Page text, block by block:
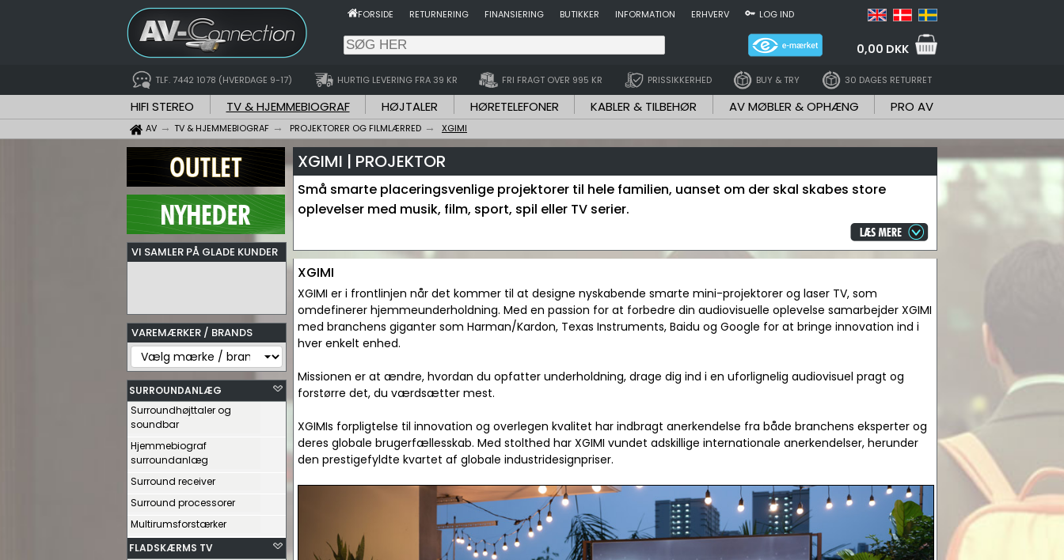
FORSIDE RETURNERING FINANSIERING BUTIKKER INFORMATION ERHVERV LOG IND
0,00 DKK
TLF. 7442 1078 (HVERDAGE 9-17) HURTIG LEVERING FRA 39 KR FRI FRAGT OVER 995 KR PRISSIKKERHED BUY & TRY 30 DAGES RETURRET
HIFI STEREO TV & HJEMMEBIOGRAF HØJTALER HØRETELEFONER KABLER & TILBEHØR AV MØBLER & OPHÆNG PRO AV
AV TV & HJEMMEBIOGRAF PROJEKTORER OG FILMLÆRRED XGIMI
VI SAMLER PÅ GLADE KUNDER
VAREMÆRKER / BRANDS
SURROUNDANLÆG
Surroundhøjttaler og
soundbar
Hjemmebiograf
surroundanlæg
Surround receiver
Surround processorer
Multirumsforstærker
FLADSKÆRMS TV
XGIMI | PROJEKTOR
Små smarte placeringsvenlige projektorer til hele familien, uanset om der skal skabes store
oplevelser med musik, film, sport, spil eller TV serier.
XGIMI
XGIMI er i frontlinjen når det kommer til at designe nyskabende smarte mini-projektorer og laser TV, som
omdefinerer hjemmeunderholdning. Med en passion for at forbedre din audiovisuelle oplevelse samarbejder XGIMI
med branchens giganter som Harman/Kardon, Texas Instruments, Baidu og Google for at bringe innovation ind i
hver enkelt enhed.
Missionen er at ændre, hvordan du opfatter underholdning, drage dig ind i en uforlignelig audiovisuel pragt og
forstørre det, du værdsætter mest.
XGIMIs forpligtelse til innovation og overlegen kvalitet har indbragt anerkendelse fra både branchens eksperter og
deres globale brugerfællesskab. Med stolthed har XGIMI vundet adskillige internationale anerkendelser, herunder
den prestigefyldte kvartet af globale industridesignpriser.